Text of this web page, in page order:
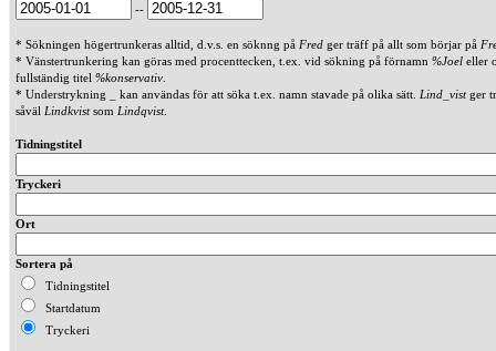
--
* Sökningen högertrunkeras alltid, d.v.s. en söknng på Fred ger träff på allt som börjar på
* Vänstertrunkering kan göras med procenttecken, t.ex. vid sökning på förnamn %Joel eller
fullständig titel %konservativ
* Understrykning _ kan användas för att söka t.ex. namn stavade på olika sätt. Lind_vistger
såväl Lindkvistsom Lindqvist.
Tidningstitel
Tryckeri
Ort
Sortera på
Tidningstitel
Startdatum
Tryckeri